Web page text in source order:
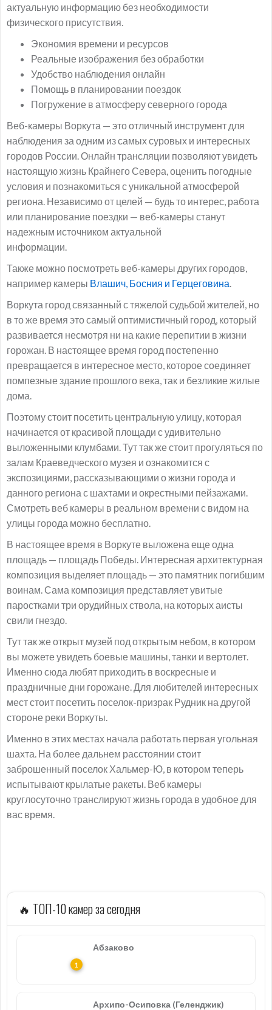
актуальную информацию без необходимости
физического присутствия.
Экономия времени и ресурсов
Реальные изображения без обработки
Удобство наблюдения онлайн
Помощь в планировании поездок
Погружение в атмосферу северного города
Веб-камеры Воркута — это отличный инструмент для
наблюдения за одним из самых суровых и интересных
городов России. Онлайн трансляции позволяют увидеть
настоящую жизнь Крайнего Севера, оценить погодные
условия и познакомиться с уникальной атмосферой
региона. Независимо от целей — будь то интерес, работа
или планирование поездки — веб-камеры станут
надежным источником актуальной
информации.
Также можно посмотреть веб-камеры других городов,
например камеры Влашич, Босния и Герцеговина.
Воркута город связанный с тяжелой судьбой жителей, но
в то же время это самый оптимистичный город, который
развивается несмотря ни на какие перепитии в жизни
горожан. В настоящее время город постепенно
превращается в интересное место, которое соединяет
помпезные здание прошлого века, так и безликие жилые
дома.
Поэтому стоит посетить центральную улицу, которая
начинается от красивой площади с удивительно
выложенными клумбами. Тут так же стоит прогуляться по
залам Краеведческого музея и ознакомится с
экспозициями, рассказывающими о жизни города и
данного региона с шахтами и окрестными пейзажами.
Смотреть веб камеры в реальном времени с видом на
улицы города можно бесплатно.
В настоящее время в Воркуте выложена еще одна
площадь — площадь Победы. Интересная архитектурная
композиция выделяет площадь — это памятник погибшим
воинам. Сама композиция представляет увитые
паростками три орудийных ствола, на которых аисты
свили гнездо.
Тут так же открыт музей под открытым небом, в котором
вы можете увидеть боевые машины, танки и вертолет.
Именно сюда любят приходить в воскресные и
праздничные дни горожане. Для любителей интересных
мест стоит посетить поселок-призрак Рудник на другой
стороне реки Воркуты.
Именно в этих местах начала работать первая угольная
шахта. На более дальнем расстоянии стоит
заброшенный поселок Хальмер-Ю, в котором теперь
испытывают крылатые ракеты. Веб камеры
круглосуточно транслируют жизнь города в удобное для
вас время.
🔥 ТОП-10 камер за сегодня
Абзаково
Архипо-Осиповка (Геленджик)